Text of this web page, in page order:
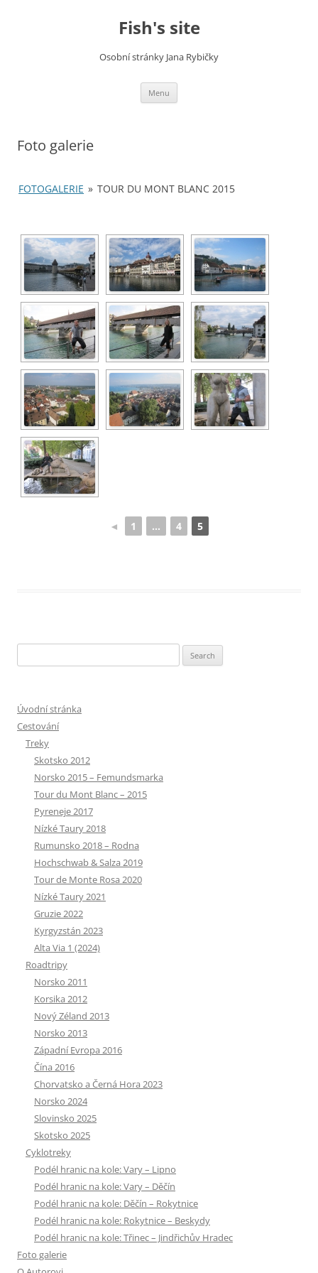
Fish's site
Osobní stránky Jana Rybičky
Menu
Foto galerie
FOTOGALERIE » TOUR DU MONT BLANC 2015
◄ 1 ... 4 5
for:
Úvodní stránka
Cestování
Treky
Skotsko 2012
Norsko 2015 – Femundsmarka
Tour du Mont Blanc – 2015
Pyreneje 2017
Nízké Taury 2018
Rumunsko 2018 – Rodna
Hochschwab & Salza 2019
Tour de Monte Rosa 2020
Nízké Taury 2021
Gruzie 2022
Kyrgyzstán 2023
Alta Via 1 (2024)
Roadtripy
Norsko 2011
Korsika 2012
Nový Zéland 2013
Norsko 2013
Západní Evropa 2016
Čína 2016
Chorvatsko a Černá Hora 2023
Norsko 2024
Slovinsko 2025
Skotsko 2025
Cyklotreky
Podél hranic na kole: Vary – Lipno
Podél hranic na kole: Vary – Děčín
Podél hranic na kole: Děčín – Rokytnice
Podél hranic na kole: Rokytnice – Beskydy
Podél hranic na kole: Třinec – Jindřichův Hradec
Foto galerie